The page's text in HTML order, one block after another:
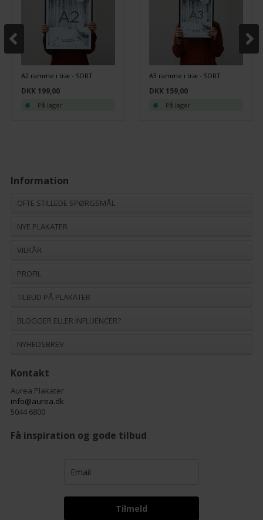
A2 ramme i træ - SORT
DKK 199,00
På lager
A3 ramme i træ - SORT
DKK 159,00
På lager
Information
OFTE STILLEDE SPØRGSMÅL
NYE PLAKATER
VILKÅR
PROFIL
TILBUD PÅ PLAKATER
BLOGGER ELLER INFLUENCER?
NYHEDSBREV
Kontakt
Aurea Plakater
info@aurea.dk
5044 6800
Få inspiration og gode tilbud
Tilmeld